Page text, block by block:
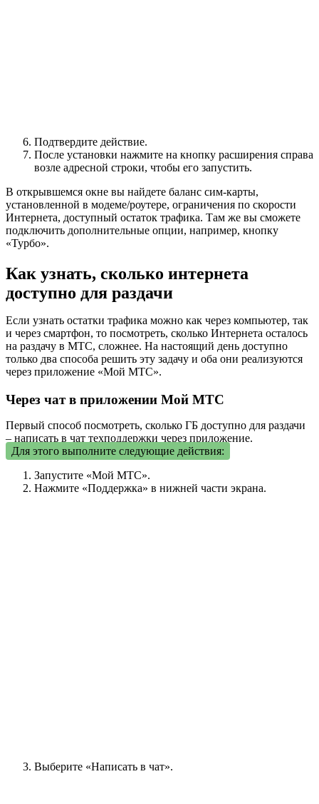
Подтвердите действие.
После установки нажмите на кнопку расширения справа
возле адресной строки, чтобы его запустить.
В открывшемся окне вы найдете баланс сим-карты,
установленной в модеме/роутере, ограничения по скорости
Интернета, доступный остаток трафика. Там же вы сможете
подключить дополнительные опции, например, кнопку
«Турбо».
Как узнать, сколько интернета
доступно для раздачи
Если узнать остатки трафика можно как через компьютер, так
и через смартфон, то посмотреть, сколько Интернета осталось
на раздачу в МТС, сложнее. На настоящий день доступно
только два способа решить эту задачу и оба они реализуются
через приложение «Мой МТС».
Через чат в приложении Мой МТС
Первый способ посмотреть, сколько ГБ доступно для раздачи
– написать в чат техподдержки через приложение.
Для этого выполните следующие действия:
Запустите «Мой МТС».
Нажмите «Поддержка» в нижней части экрана.
Выберите «Написать в чат».